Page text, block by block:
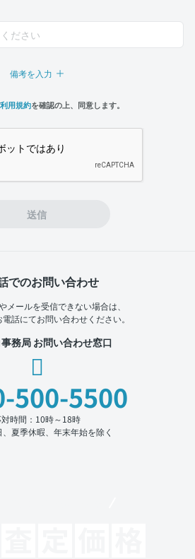
備考を入力
利用規約を確認の上、同意します。
送信
でのお問い合わせ
メールを受信できない場合は、
話にてお問い合わせください。
務局 お問い合わせ窓口
500-5500
対時間：10時～18時
夏季休暇、年末年始を除く